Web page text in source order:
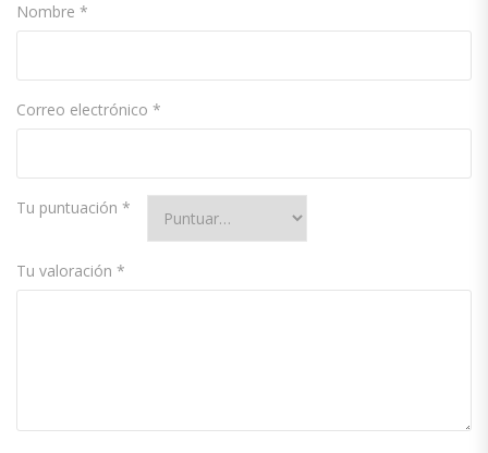
Nombre *
Correo electrónico *
Tu puntuación *
Tu valoración *